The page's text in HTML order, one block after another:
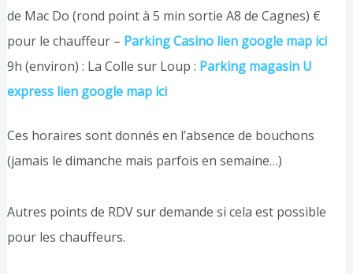
de Mac Do (rond point à 5 min sortie A8 de Cagnes) €
pour le chauffeur – Parking Casino lien google map ici
9h (environ) : La Colle sur Loup : Parking magasin U
express lien google map ici
Ces horaires sont donnés en l’absence de bouchons
(jamais le dimanche mais parfois en semaine…)
Autres points de RDV sur demande si cela est possible
pour les chauffeurs.